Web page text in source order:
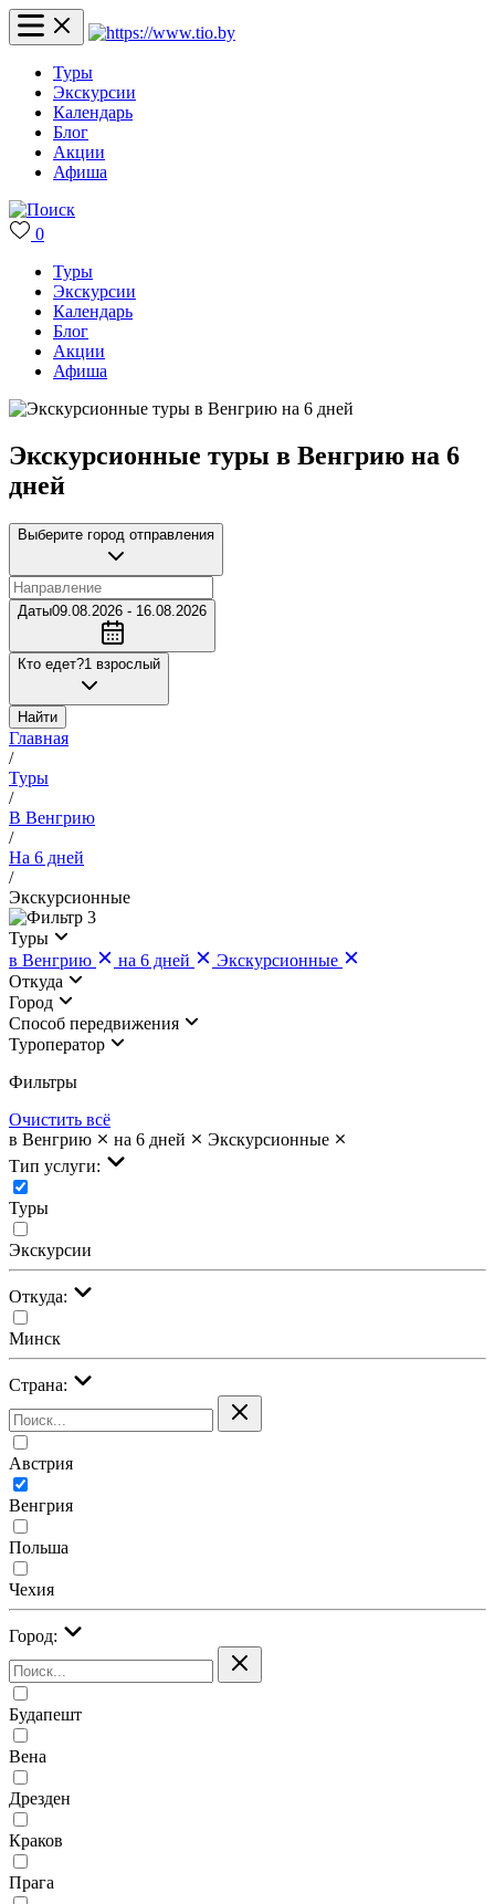
Туры
Экскурсии
Календарь
Блог
Акции
Афиша
0
Туры
Экскурсии
Календарь
Блог
Акции
Афиша
Экскурсионные туры в Венгрию на 6
дней
Выберите город отправления
Даты09.08.2026 - 16.08.2026
Кто едет?1 взрослый
Найти
Главная
/
Туры
/
В Венгрию
/
На 6 дней
/
Экскурсионные
3
Туры
в Венгрию
на 6 дней
Экскурсионные
Откуда
Город
Cпособ передвижения
Туроператор
Фильтры
Очистить всё
в Венгрию
на 6 дней
Экскурсионные
Тип услуги:
Туры
Экскурсии
Откуда:
Минск
Страна:
Австрия
Венгрия
Польша
Чехия
Город:
Будапешт
Вена
Дрезден
Краков
Прага